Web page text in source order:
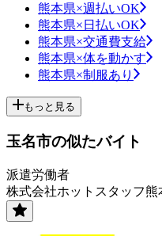
熊本県×週払いOK
熊本県×日払いOK
熊本県×交通費支給
熊本県×体を動かす
熊本県×制服あり
もっと見る
玉名市の似たバイト
派遣労働者
株式会社ホットスタッフ熊